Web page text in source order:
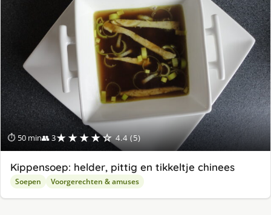
⏱ 50 min👥 3★★★★☆ 4.4 (5)
Kippensoep: helder, pittig en tikkeltje chinees
Soepen Voorgerechten & amuses